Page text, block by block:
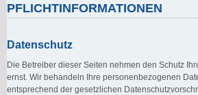
PFLICHTINFORMATIONEN
Datenschutz
Die Betreiber dieser Seiten nehmen den Schutz
ernst. Wir behandeln Ihre personenbezogenen
entsprechend der gesetzlichen